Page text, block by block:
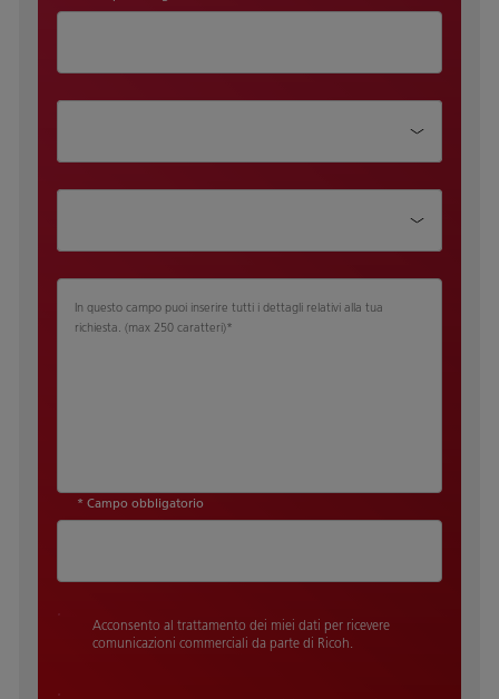
In questo campo puoi inserire tutti i dettagli relativi alla tua
richiesta.​ (max 250 caratteri)*
* Campo obbligatorio
Acconsento al trattamento dei miei dati per ricevere
comunicazioni commerciali da parte di Ricoh.